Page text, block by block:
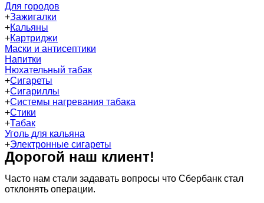
Для городов
+Зажигалки
+Кальяны
+Картриджи
Маски и антисептики
Напитки
Нюхательный табак
+Сигареты
+Сигариллы
+Системы нагревания табака
+Стики
+Табак
Уголь для кальяна
+Электронные сигареты
Дорогой наш клиент!
Часто нам стали задавать вопросы что Сбербанк стал
отклонять операции.